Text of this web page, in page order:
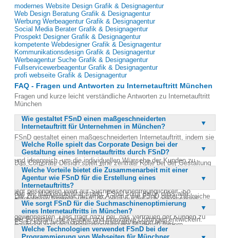
modernes Website Design Grafik & Designagentur
Web Design Beratung Grafik & Designagentur
Werbung Werbeagentur Grafik & Designagentur
Social Media Berater Grafik & Designagentur
Prospekt Designer Grafik & Designagentur
kompetente Webdesigner Grafik & Designagentur
Kommunikationsdesign Grafik & Designagentur
Werbeagentur Suche Grafik & Designagentur
Fullservicewerbeagentur Grafik & Designagentur
profi webseite Grafik & Designagentur
FAQ - Fragen und Antworten zu Internetauftritt München
Fragen und kurze leicht verständliche Antworten zu Internetauftritt
München
Wie gestaltet FSnD einen maßgeschneiderten
Internetauftritt für Unternehmen in München?
FSnD gestaltet einen maßgeschneiderten Internetauftritt, indem sie
das Corporate Design des Unternehmens berücksichtigt und die
Webseite perfekt darauf zuschneidet. Das Team arbeitet kreativ
und ideenreich, um die individuellen Wünsche der Kunden zu
erfüllen. Durch strategische Planung und schrittweise Umsetzung
wird ein einzigartiger und unverwechselbarer Internetauftritt
geschaffen. FSnD nutzt modernste technische Realisierungen und
legt besonderen Wert auf Suchmaschinenfreundlichkeit. So
entsteht ein Internetauftritt, der nicht nur optisch ansprechend,
sondern auch funktional und effizient ist.
Welche Rolle spielt das Corporate Design bei der
Gestaltung eines Internetauftritts durch FSnD?
Das Corporate Design spielt eine zentrale Rolle bei der Gestaltung
eines Internetauftritts durch FSnD. Es wird als Grundlage genutzt,
um die Webseite optisch und inhaltlich auf das Unternehmen
abzustimmen. Dadurch entsteht ein einheitliches Erscheinungsbild,
das die Markenidentität stärkt. FSnD sorgt dafür, dass alle
Designelemente harmonisch integriert werden, um einen
professionellen und ansprechenden Online-Auftritt zu
gewährleisten. Dies trägt dazu bei, das Vertrauen der Kunden zu
gewinnen und die Wiedererkennung der Marke zu fördern.
Welche Vorteile bietet die Zusammenarbeit mit einer
Agentur wie FSnD für die Erstellung eines
Internetauftritts?
Die Zusammenarbeit mit einer Agentur wie FSnD bietet zahlreiche
Vorteile bei der Erstellung eines Internetauftritts. Zum einen
profitieren Unternehmen von der Erfahrung und dem Fachwissen
der Experten, die kreative und innovative Lösungen entwickeln.
Zum anderen spart die Agentur den Kunden Zeit und Ressourcen,
indem sie den gesamten Prozess von der Planung bis zur
Wie sorgt FSnD für die Suchmaschinenoptimierung
eines Internetauftritts in München?
FSnD sorgt für die Suchmaschinenoptimierung eines
Internetauftritts, indem sie moderne Techniken und Best Practices
Welche Technologien verwendet FSnD bei der